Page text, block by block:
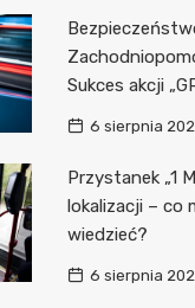
Sukces akcji
6 sierpnia
Przystanek „1
lokalizacji – co
wiedzieć?
6 sierpnia